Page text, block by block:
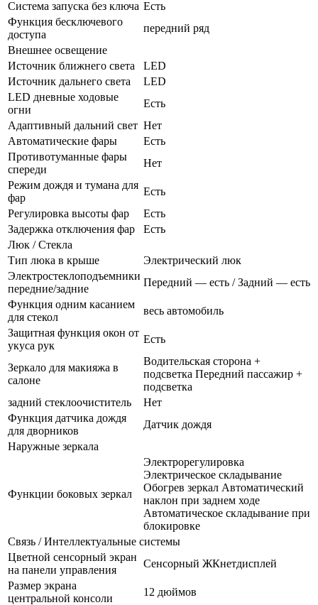
Система запуска без ключа Есть
Функция бесключевого
доступа
передний ряд
Внешнее освещение
Источник ближнего света
LED
Источник дальнего света
LED
LED дневные ходовые
огни
Есть
Адаптивный дальний свет Нет
Автоматические фары
Есть
Противотуманные фары
спереди
Нет
Режим дождя и тумана для
фар
Есть
Регулировка высоты фар
Есть
Задержка отключения фар
Есть
Люк / Стекла
Тип люка в крыше
Электрический люк
Электростеклоподъемники
передние/задние
Передний — есть / Задний — есть
Функция одним касанием
для стекол
весь автомобиль
Защитная функция окон от
укуса рук
Есть
Зеркало для макияжа в
салоне
Водительская сторона +
подсветка Передний пассажир +
подсветка
задний стеклоочиститель
Нет
Функция датчика дождя
для дворников
Датчик дождя
Наружные зеркала
Функции боковых зеркал
Электрорегулировка
Электрическое складывание
Обогрев зеркал Автоматический
наклон при заднем ходе
Автоматическое складывание при
блокировке
Связь / Интеллектуальные системы
Цветной сенсорный экран
на панели управления
Сенсорный ЖКнетдисплей
Размер экрана
центральной консоли
12 дюймов